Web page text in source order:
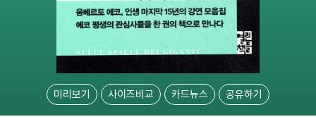
미리보기 사이즈비교 카드뉴스 공유하기